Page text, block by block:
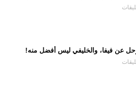
عن فيفا، والخليفي ليس أفضل منه!